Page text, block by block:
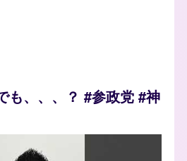
も、、、？ #参政党 #神